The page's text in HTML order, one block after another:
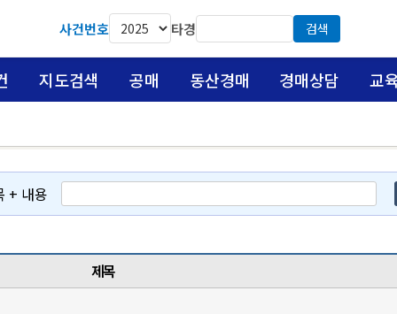
사건번호 타경 검색
지도검색 공매 동산경매 경매상담 교
+ 내용
제목